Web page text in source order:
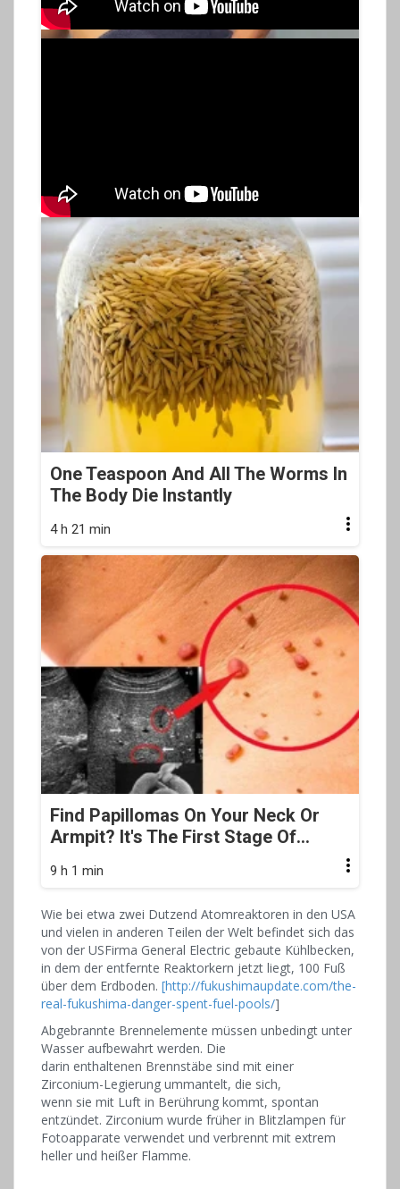
5 h 11 min
One Teaspoon And All The Worms In
The Body Die Instantly
4 h 21 min
Find Papillomas On Your Neck Or
Armpit? It's The First Stage Of...
9 h 1 min
Wie bei etwa zwei Dutzend Atomreaktoren in den USA
und vielen in anderen Teilen der Welt befindet sich das
von der USFirma General Electric gebaute Kühlbecken,
in dem der entfernte Reaktorkern jetzt liegt, 100 Fuß
über dem Erdboden. [http://fukushimaupdate.com/the-
real-fukushima-danger-spent-fuel-pools/]
Abgebrannte Brennelemente müssen unbedingt unter
Wasser aufbewahrt werden. Die
darin enthaltenen Brennstäbe sind mit einer
Zirconium-Legierung ummantelt, die sich,
wenn sie mit Luft in Berührung kommt, spontan
entzündet. Zirconium wurde früher in Blitzlampen für
Fotoapparate verwendet und verbrennt mit extrem
heller und heißer Flamme.